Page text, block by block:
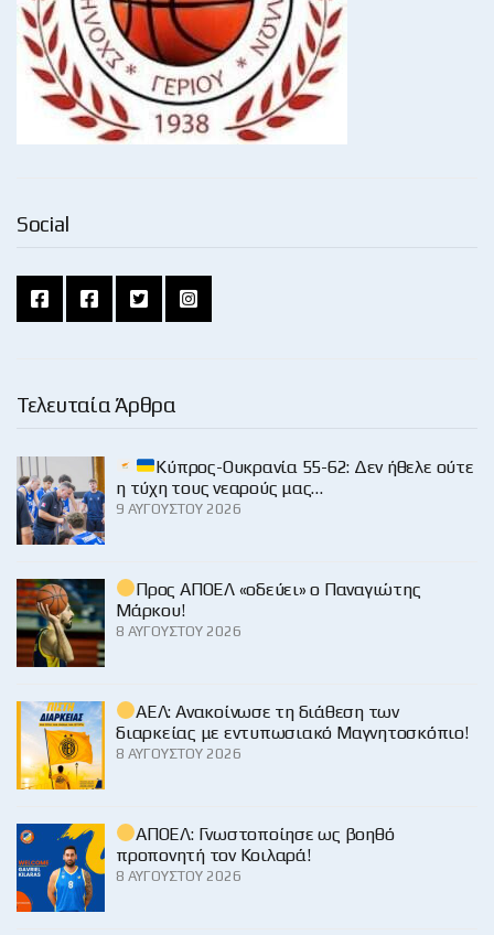
Social
Τελευταία Άρθρα
Κύπρος-Ουκρανία 55-62: Δεν ήθελε ούτε
η τύχη τους νεαρούς μας…
9 ΑΥΓΟΎΣΤΟΥ 2026
Προς ΑΠΟΕΛ «οδεύει» ο Παναγιώτης
Μάρκου!
8 ΑΥΓΟΎΣΤΟΥ 2026
ΑΕΛ: Ανακοίνωσε τη διάθεση των
διαρκείας με εντυπωσιακό Μαγνητοσκόπιο!
8 ΑΥΓΟΎΣΤΟΥ 2026
ΑΠΟΕΛ: Γνωστοποίησε ως βοηθό
προπονητή τον Κοιλαρά!
8 ΑΥΓΟΎΣΤΟΥ 2026